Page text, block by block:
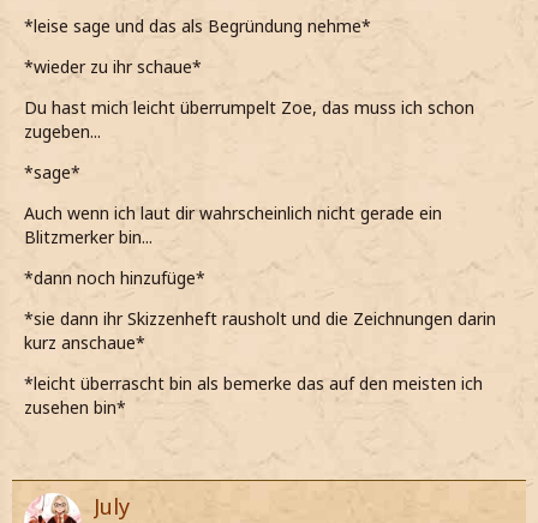
*leise sage und das als Begründung nehme*
*wieder zu ihr schaue*
Du hast mich leicht überrumpelt Zoe, das muss ich schon
zugeben...
*sage*
Auch wenn ich laut dir wahrscheinlich nicht gerade ein
Blitzmerker bin...
*dann noch hinzufüge*
*sie dann ihr Skizzenheft rausholt und die Zeichnungen darin
kurz anschaue*
*leicht überrascht bin als bemerke das auf den meisten ich
zusehen bin*
July